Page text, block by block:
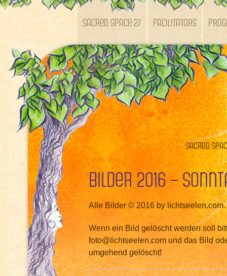
SACRED SPACE 27 Facilitators
Kontakt
Sacred
Bilder 2016 –
Alle Bilder © 2016 by lichtseelen.com.
Wenn ein Bild gelöscht werden soll
foto@lichtseelen.com und das Bild
umgehend gelöscht!